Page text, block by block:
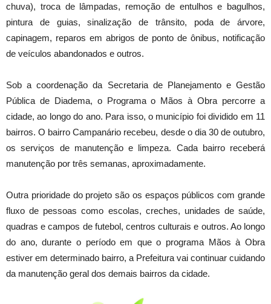
chuva), troca de lâmpadas, remoção de entulhos e bagulhos,
pintura de guias, sinalização de trânsito, poda de árvore,
capinagem, reparos em abrigos de ponto de ônibus, notificação
de veículos abandonados e outros.
Sob a coordenação da Secretaria de Planejamento e Gestão
Pública de Diadema, o Programa o Mãos à Obra percorre a
cidade, ao longo do ano. Para isso, o município foi dividido em 11
bairros. O bairro Campanário recebeu, desde o dia 30 de outubro,
os serviços de manutenção e limpeza. Cada bairro receberá
manutenção por três semanas, aproximadamente.
Outra prioridade do projeto são os espaços públicos com grande
fluxo de pessoas como escolas, creches, unidades de saúde,
quadras e campos de futebol, centros culturais e outros. Ao longo
do ano, durante o período em que o programa Mãos à Obra
estiver em determinado bairro, a Prefeitura vai continuar cuidando
da manutenção geral dos demais bairros da cidade.